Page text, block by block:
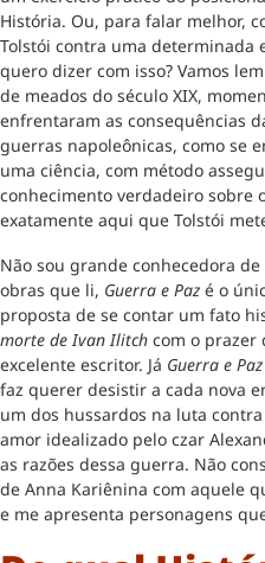
História. Ou, para falar melhor,
Tolstói contra uma determinada
quero dizer com isso? Vamos
de meados do século XIX,
enfrentaram as consequências
guerras napoleônicas, como se
uma ciência, com método
conhecimento verdadeiro sobre
exatamente aqui que Tolstói
Não sou grande conhecedora
obras que li, Guerra e Paz é o
proposta de se contar um fato
morte de Ivan Ilitch com o prazer
excelente escritor. Já Guerra e Paz
faz querer desistir a cada nova
um dos hussardos na luta
amor idealizado pelo czar
as razões dessa guerra. Não
de Anna Kariênina com aquele
e me apresenta personagens